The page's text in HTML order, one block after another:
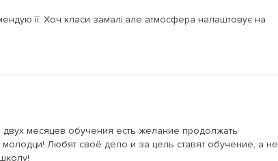
її. Хоч класи замалі,але атмосфера налаштовує на
месяцев обучения есть желание продолжать
Любят своё дело и за цель ставят обучение, а не